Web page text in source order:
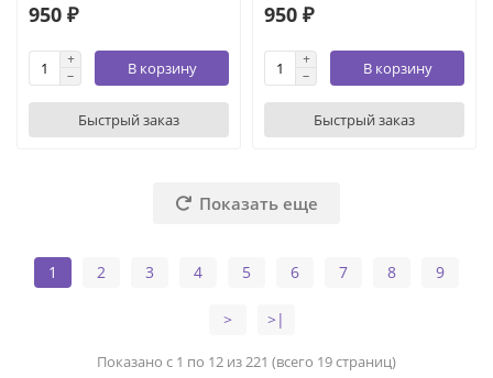
950 ₽
В корзину
Быстрый заказ
950 ₽
В корзину
Быстрый заказ
Показать еще
1 2 3 4 5 6 7 8 9
> >|
Показано с 1 по 12 из 221 (всего 19 страниц)